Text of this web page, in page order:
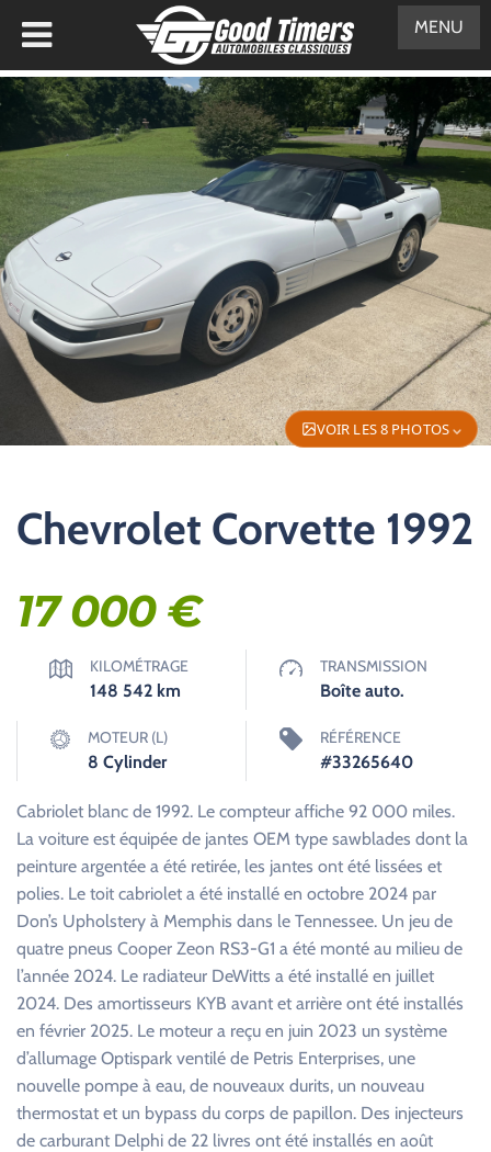
VOIR LES 8 PHOTOS
Chevrolet Corvette 1992
17 000€
KILOMÉTRAGE
148 542 km
TRANSMISSION
Boîte auto.
MOTEUR (L)
8 Cylinder
RÉFÉRENCE
#33265640
Cabriolet blanc de 1992. Le compteur affiche 92 000 miles.
La voiture est équipée de jantes OEM type sawblades dont la
peinture argentée a été retirée, les jantes ont été lissées et
polies. Le toit cabriolet a été installé en octobre 2024 par
Don’s Upholstery à Memphis dans le Tennessee. Un jeu de
quatre pneus Cooper Zeon RS3-G1 a été monté au milieu de
l’année 2024. Le radiateur DeWitts a été installé en juillet
2024. Des amortisseurs KYB avant et arrière ont été installés
en février 2025. Le moteur a reçu en juin 2023 un système
d’allumage Optispark ventilé de Petris Enterprises, une
nouvelle pompe à eau, de nouveaux durits, un nouveau
thermostat et un bypass du corps de papillon. Des injecteurs
de carburant Delphi de 22 livres ont été installés en août
MENU